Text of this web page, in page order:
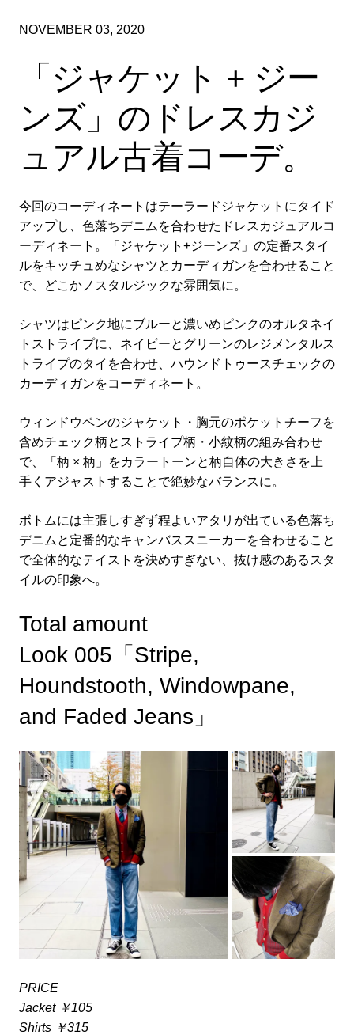
NOVEMBER 03, 2020
「ジャケット + ジー
ンズ」のドレスカジ
ュアル古着コーデ。
今回のコーディネートはテーラードジャケットにタイド
アップし、色落ちデニムを合わせたドレスカジュアルコ
ーディネート。「ジャケット+ジーンズ」の定番スタイ
ルをキッチュめなシャツとカーディガンを合わせること
で、どこかノスタルジックな雰囲気に。
シャツはピンク地にブルーと濃いめピンクのオルタネイ
トストライプに、ネイビーとグリーンのレジメンタルス
トライプのタイを合わせ、ハウンドトゥースチェックの
カーディガンをコーディネート。
ウィンドウペンのジャケット・胸元のポケットチーフを
含めチェック柄とストライプ柄・小紋柄の組み合わせ
で、「柄 × 柄」をカラートーンと柄自体の大きさを上
手くアジャストすることで絶妙なバランスに。
ボトムには主張しすぎず程よいアタリが出ている色落ち
デニムと定番的なキャンバススニーカーを合わせること
で全体的なテイストを決めすぎない、抜け感のあるスタ
イルの印象へ。
Total amount
Look 005「Stripe,
Houndstooth, Windowpane,
and Faded Jeans」
PRICE
Jacket ￥105
Shirts ￥315